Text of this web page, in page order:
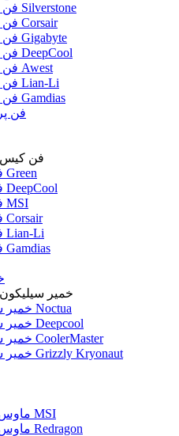
فن پردازنده Silverstone
فن پردازنده Corsair
فن پردازنده Gigabyte
فن پردازنده DeepCool
فن پردازنده Awest
فن پردازنده Lian-Li
فن پردازنده Gamdias
فن
فن کیس
فن کیس Green
فن کیس DeepCool
فن کیس MSI
فن کیس Corsair
فن کیس Lian-Li
فن کیس Gamdias
خمیر
خمیر سیلیکون Noctua
خمیر سیلیکون Deepcool
خمیر سیلیکون CoolerMaster
خمیر سیلیکون Grizzly Kryonaut
ماوس گیمینگ MSI
ماوس گیمینگ Redragon